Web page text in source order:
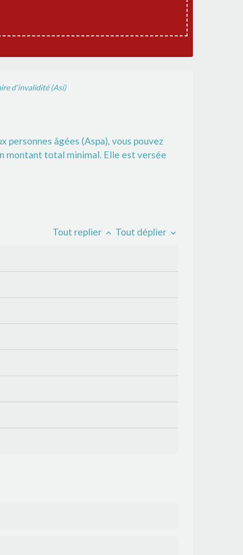
d'invalidité (Asi)
âgées (Aspa), vous pouvez
montant total minimal. Elle est versée
Tout replier keyboard_arrow_up Tout déplier keyboard_arrow_down